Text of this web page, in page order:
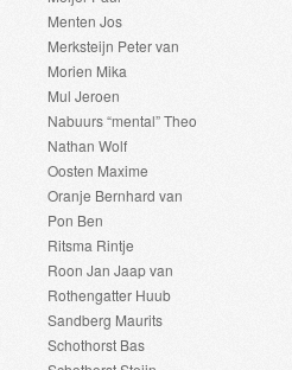
Menten Jos
Merksteijn Peter van
Morien Mika
Mul Jeroen
Nabuurs “mental” Theo
Nathan Wolf
Oosten Maxime
Oranje Bernhard van
Pon Ben
Ritsma Rintje
Roon Jan Jaap van
Rothengatter Huub
Sandberg Maurits
Schothorst Bas